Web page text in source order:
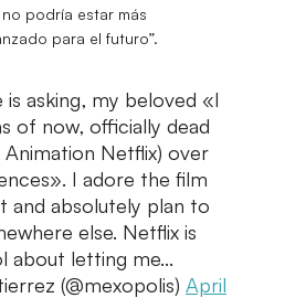
podría estar más
para el futuro”.
asking, my beloved «I
of now, officially dead
Animation Netflix) over
I adore the film
and absolutely plan to
else. Netflix is
about letting me…
(@mexopolis) April